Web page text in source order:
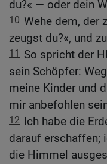
du?« — oder dein
10 Wehe dem, der
zeugst du?«, und
11
So spricht der
sein Schöpfer:
meine Kinder und
mir anbefohlen
12 Ich habe die
darauf erschaffen;
die Himmel